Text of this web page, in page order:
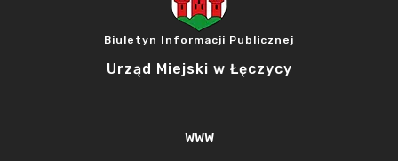
Biuletyn Informacji Publicznej
Urząd Miejski w Łęczycy
WWW